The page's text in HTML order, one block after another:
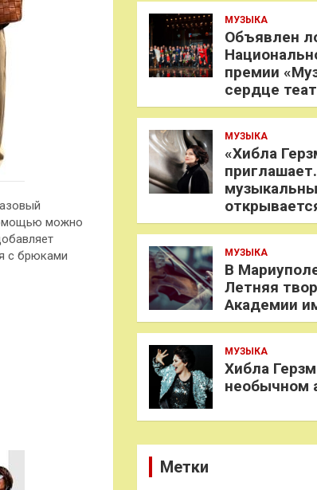
можно
с брюками
МУЗЫКА
Объявлен
премии
сердце
МУЗЫКА
«Хибла
МУЗЫКА
В
Летняя
Академии
МУЗЫКА
Хибла
необычном
Метки